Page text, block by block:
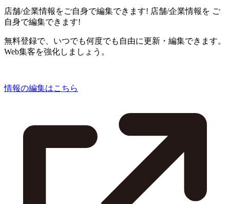
店舗/企業情報をご自身で編集できます! 店舗/企業情報を ご
自身で編集できます!
無料登録で、いつでも何度でも自由に更新・編集できます。
Web集客を強化しましょう。
情報の編集はこちら